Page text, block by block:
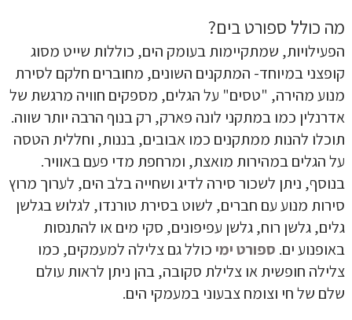
מה כולל ספורט בים?
הפעילויות, שמתקיימות בעומק הים, כוללות שייט מסוג
קופצני במיוחד- המתקנים השונים, מחוברים חלקם לסירת
מנוע מהירה, "טסים" על הגלים, מספקים חוויה מרגשת של
אדרנלין כמו במתקני לונה פארק, רק בנוף הרבה יותר שווה.
תוכלו להנות ממתקנים כמו אבובים, בננות, וחללית הטסה
על הגלים במהירות מואצת, ומרחפת מדי פעם באוויר.
בנוסף, ניתן לשכור סירה לדיג ושחייה בלב הים, לערוך מרוץ
סירות מנוע עם חברים, לשוט בסירת טורנדו, לגלוש בגלשן
גלים, גלשן רוח, גלשן עפיפונים, סקי מים או להתנסות
באופנוע ים. ספורט ימיכולל גם צלילה למעמקים, כמו
צלילה חופשית או צלילת סקובה, בהן ניתן לראות עולם
שלם של חי וצומח צבעוני במעמקי הים.